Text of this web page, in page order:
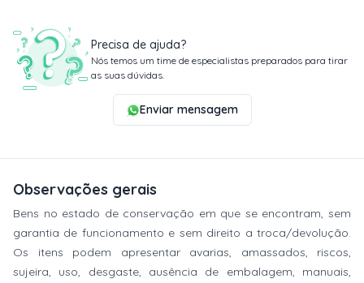
Precisa de ajuda?
Nós temos um time de especialistas preparados para tirar
as suas dúvidas.
Enviar mensagem
Observações gerais
Bens no estado de conservação em que se encontram, sem
garantia de funcionamento e sem direito a troca/devolução.
Os itens podem apresentar avarias, amassados, riscos,
sujeira, uso, desgaste, ausência de embalagem, manuais,